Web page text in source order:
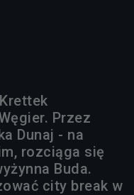
Przez
Dunaj - na
rozciąga się
Buda.
city break w